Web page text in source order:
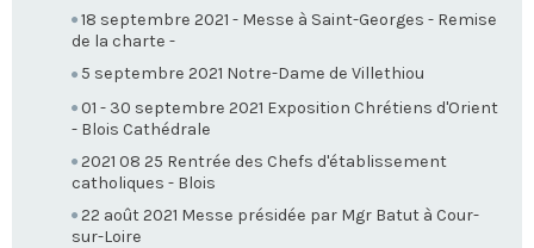
18 septembre 2021 - Messe à Saint-Georges - Remise
de la charte -
5 septembre 2021 Notre-Dame de Villethiou
01 - 30 septembre 2021 Exposition Chrétiens d'Orient
- Blois Cathédrale
2021 08 25 Rentrée des Chefs d'établissement
catholiques - Blois
22 août 2021 Messe présidée par Mgr Batut à Cour-
sur-Loire